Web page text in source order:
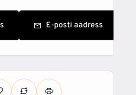
E-posti aadress